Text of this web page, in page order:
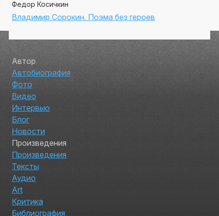
Федор Косичкин
Владимир Сорокин. Поэма без героев
Автор
Автобиография
Фото
Видео
Интервью
Блог
Новости
Произведения
Произведения
Тексты
Аудио
Art
Критика
Библиография